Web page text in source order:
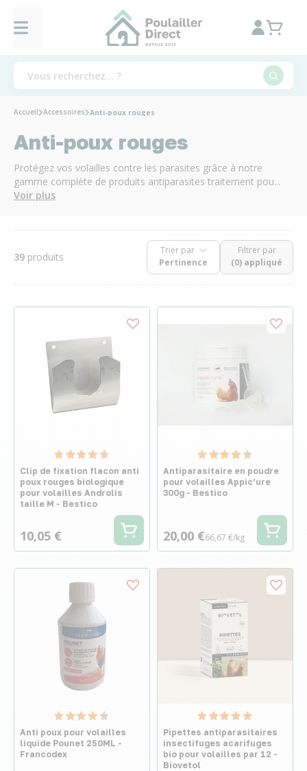
Accueil Accessoires Anti-poux rouges
Anti-poux rouges
Protégez vos volailles contre les parasites grâce à notre
gamme complète de produits antiparasites traitement pou...
Voir plus
39 produits
Trier par
Filtrer par
(0) appliqué
Clip de fixation flacon anti
poux rouges biologique
pour volailles Androlis
taille M - Bestico
10,05 €
Antiparasitaire en poudre
pour volailles Appic’ure
300g - Bestico
20,00 €66,67 €/kg
Anti poux pour volailles
liquide Pounet 250ML -
Francodex
Pipettes antiparasitaires
insectifuges acarifuges
bio pour volailles par 12 -
Biovetol